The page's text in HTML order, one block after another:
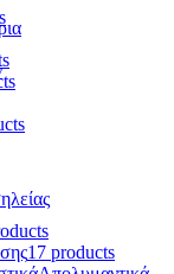
17 products